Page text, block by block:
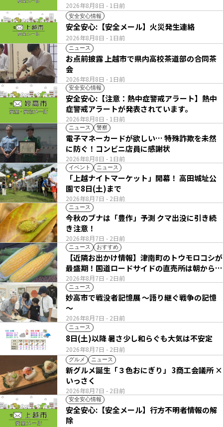
2026年8月8日 - 1日前
安全安心情報
2026年8月8日 - 1日前
安全安心:【安全メール】火災発生連絡
ニュース
2026年8月8日 - 1日前
お点前披露 上越市で県内高校茶道部の合同茶
会
安全安心情報
2026年8月8日 - 1日前
安全安心:【注意：熱中症警戒アラート】熱中
症警戒アラートが発表されています。
ニュース 警察
2026年8月8日 - 1日前
電子マネーカードが欲しい… 特殊詐欺を未然
に防ぐ！コンビニ店員に感謝状
イベント ニュース
2026年8月7日 - 2日前
「上越ナイトマーケット」開幕！ 高田城址公
園で8日(土)まで
ニュース
2026年8月7日 - 2日前
今秋のブナは「豊作」予測 クマ出没に引き続
き注意！
ニュース おすすめ
2026年8月7日 - 2日前
【近隣お出かけ情報】津南町のトウモロコシが
最盛期！国道ロードサイドの直売所は朝から長
い列
ニュース
2026年8月7日 - 2日前
妙高市で戦没者記憶展 ～語り継ぐ戦争の記憶
～
ニュース
2026年8月7日 - 2日前
8日(土)以降 暑さ少し和らぐも大気は不安定
グルメ ニュース
2026年8月7日 - 2日前
新グルメ誕生「３色おにぎり」 3商工会議所 ×
いっさく
安全安心情報
安全安心:【安全メール】行方不明者情報の解
除